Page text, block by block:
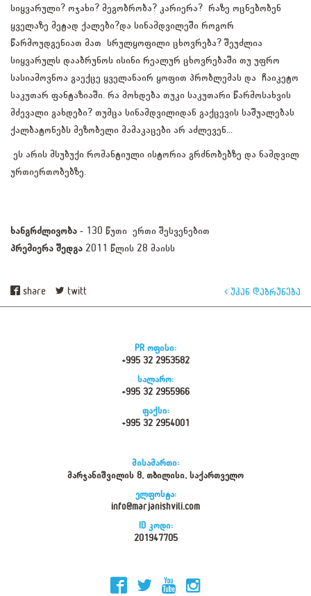
სიყვარული? ოჯახი? მეგობრობა? კარიერა? რაზე ოცნებობენ
ყველაზე მეტად ქალები?და სინამდვილეში როგორ
წარმოუდგენიათ მათ სრულყოფილი ცხოვრება? შეუძლია
სიყვარულს დააბრუნოს ისინი რეალურ ცხოვრებაში თუ უფრო
სასიამოვნოა გაექცე ყველანაირ ყოფით პრობლემას და ჩაიკეტო
საკუთარ ფანტაზიაში. რა მოხდება თუკი საკუთარი წარმოსახვის
მძევალი გახდები? თუმცა სინამდვილიდან გაქცევის საშუალებას
ქალბატონებს მეზობელი მამაკაცები არ აძლევენ...
ეს არის მსუბუქი რომანტიული ისტორია გრძნობებზე და ნამდვილ
ურთიერთობებზე.
ხანგრძლივობა - 130 წუთი ერთი შესვენებით
პრემიერა შედგა 2011 წლის 28 მაისს
share twitt უკან დაბრუნება
PR ოფისი:
+995 32 2953582
სალარო:
+995 32 2955966
ფაქსი:
+995 32 2954001
მისამართი:
მარჯანიშვილის 8, თბილისი, საქართველო
ელფოსტა:
info@marjanishvili.com
ID კოდი:
201947705